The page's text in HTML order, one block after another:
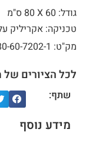
גודל: 60 X
80 ס"מ
טכניקה: אקריליק
מק"ט: 1-80-60-7202-1
לכל הציורים
שתף:
מידע נוסף